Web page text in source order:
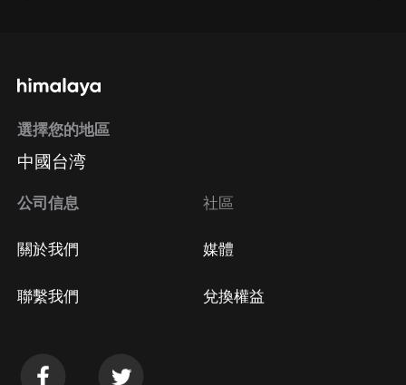
選擇您的地區
中國台湾
公司信息
關於我們
聯繫我們
社區
媒體
兌換權益